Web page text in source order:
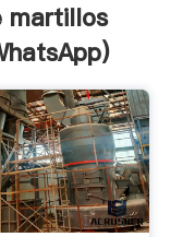
martillos
)